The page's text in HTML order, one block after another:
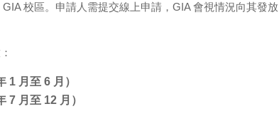
校區。申請人需提交線上申請，GIA 會視情況向其發放
1 月至 6 月）
7 月至 12 月）